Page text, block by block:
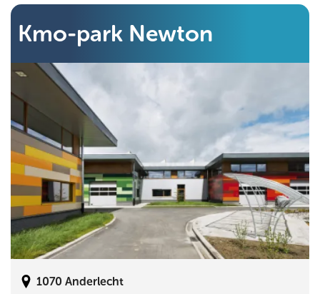
Kmo-park Newton
1070 Anderlecht